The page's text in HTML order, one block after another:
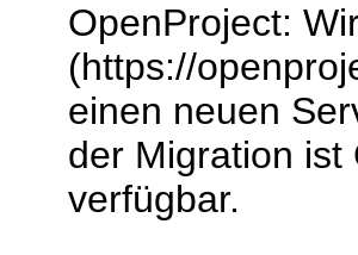
OpenProject:
(https://
einen neuen
der Migration ist
verfügbar.